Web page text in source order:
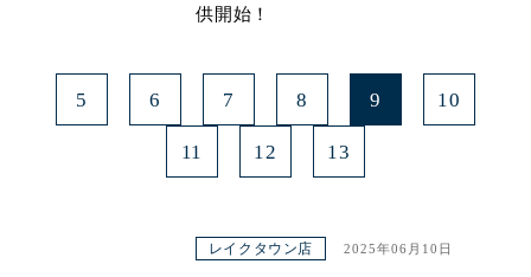
供開始！
5 6 7 8 9 10
11 12 13
レイクタウン店 2025年06月10日